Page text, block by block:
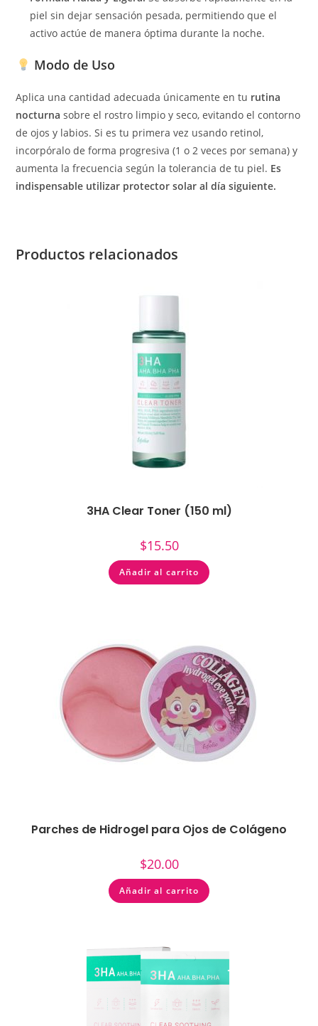
piel sin dejar sensación pesada, permitiendo que el
activo actúe de manera óptima durante la noche.
Modo de Uso
Aplica una cantidad adecuada únicamente en tu rutina
nocturna sobre el rostro limpio y seco, evitando el contorno
de ojos y labios. Si es tu primera vez usando retinol,
incorpóralo de forma progresiva (1 o 2 veces por semana) y
aumenta la frecuencia según la tolerancia de tu piel. Es
indispensable utilizar protector solar al día siguiente.
Productos relacionados
3HA Clear Toner (150 ml)
$15.50
Añadir al carrito
Parches de Hidrogel para Ojos de Colágeno
$20.00
Añadir al carrito